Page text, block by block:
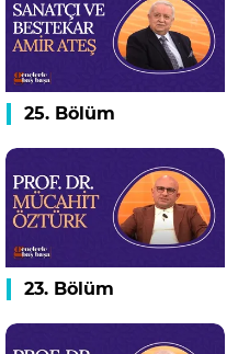
25. Bölüm
23. Bölüm